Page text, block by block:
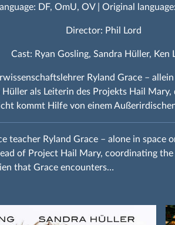
DF, OmU, OV | Original
Director: Phil Lord
Cast: Ryan Gosling, Sandra Hüller, Ken
Ryland Grace –
Hüller als Leiterin des Projekts Hail
kommt Hilfe von einem
teacher Ryland Grace – alone in space
of Project Hail Mary, coordinating
that Grace encounters…